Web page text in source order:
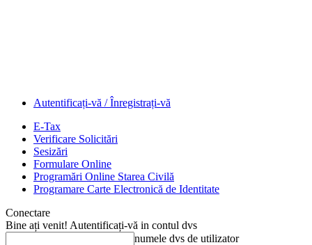
Autentificați-vă / Înregistrați-vă
E-Tax
Verificare Solicitări
Sesizări
Formulare Online
Programări Online Starea Civilă
Programare Carte Electronică de Identitate
Conectare
Bine ați venit! Autentificați-vă in contul dvs
numele dvs de utilizator